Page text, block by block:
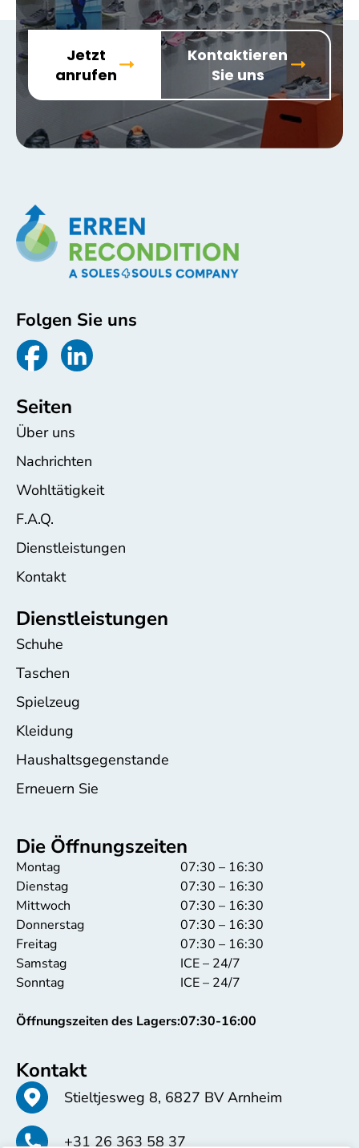
Jetzt
anrufen
Kontaktieren
Sie uns
Folgen Sie uns
Seiten
Über uns
Nachrichten
Wohltätigkeit
F.A.Q.
Dienstleistungen
Kontakt
Dienstleistungen
Schuhe
Taschen
Spielzeug
Kleidung
Haushaltsgegenstande
Erneuern Sie
Die Öffnungszeiten
Montag
Dienstag
Mittwoch
Donnerstag
Freitag
Samstag
Sonntag
Öffnungszeiten des Lagers:
07:30 – 16:30
07:30 – 16:30
07:30 – 16:30
07:30 – 16:30
07:30 – 16:30
ICE – 24/7
ICE – 24/7
07:30-16:00
Kontakt
Stieltjesweg 8, 6827 BV Arnheim
+31 26 363 58 37